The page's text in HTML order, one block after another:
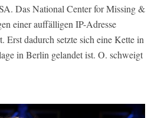
Das National Center for Missing &
einer auffälligen IP-Adresse
Erst dadurch setzte sich eine Kette in
in Berlin gelandet ist. O. schweigt